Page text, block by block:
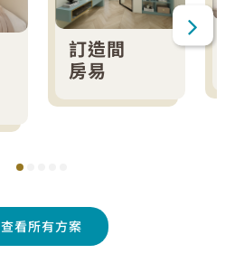
訂造間
房易
查看所有方案